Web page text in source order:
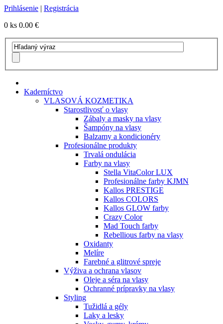
Prihlásenie | Registrácia
0 ks 0.00 €
Kaderníctvo
VLASOVÁ KOZMETIKA
Starostlivosť o vlasy
Zábaly a masky na vlasy
Šampóny na vlasy
Balzamy a kondicionéry
Profesionálne produkty
Trvalá ondulácia
Farby na vlasy
Stella VitaColor LUX
Profesionálne farby KJMN
Kallos PRESTIGE
Kallos COLORS
Kallos GLOW farby
Crazy Color
Mad Touch farby
Rebellious farby na vlasy
Oxidanty
Melíre
Farebné a glitrové spreje
Výživa a ochrana vlasov
Oleje a séra na vlasy
Ochranné prípravky na vlasy
Styling
Tužidlá a gély
Laky a lesky